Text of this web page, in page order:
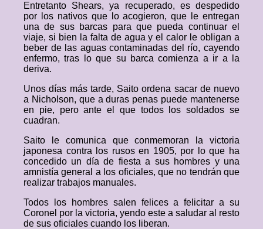
Entretanto Shears, ya recuperado, es despedido
por los nativos que lo acogieron, que le entregan
una de sus barcas para que pueda continuar el
viaje, si bien la falta de agua y el calor le obligan a
beber de las aguas contaminadas del río, cayendo
enfermo, tras lo que su barca comienza a ir a la
deriva.
Unos días más tarde, Saito ordena sacar de nuevo
a Nicholson, que a duras penas puede mantenerse
en pie, pero ante el que todos los soldados se
cuadran.
Saito le comunica que conmemoran la victoria
japonesa contra los rusos en 1905, por lo que ha
concedido un día de fiesta a sus hombres y una
amnistía general a los oficiales, que no tendrán que
realizar trabajos manuales.
Todos los hombres salen felices a felicitar a su
Coronel por la victoria, yendo este a saludar al resto
de sus oficiales cuando los liberan.